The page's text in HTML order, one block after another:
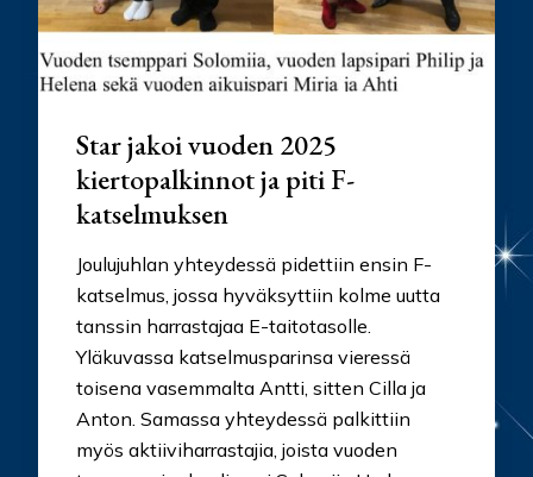
Star jakoi vuoden 2025
kiertopalkinnot ja piti F-
katselmuksen
Joulujuhlan yhteydessä pidettiin ensin F-
katselmus, jossa hyväksyttiin kolme uutta
tanssin harrastajaa E-taitotasolle.
Yläkuvassa katselmusparinsa vieressä
toisena vasemmalta Antti, sitten Cilla ja
Anton. Samassa yhteydessä palkittiin
myös aktiiviharrastajia, joista vuoden